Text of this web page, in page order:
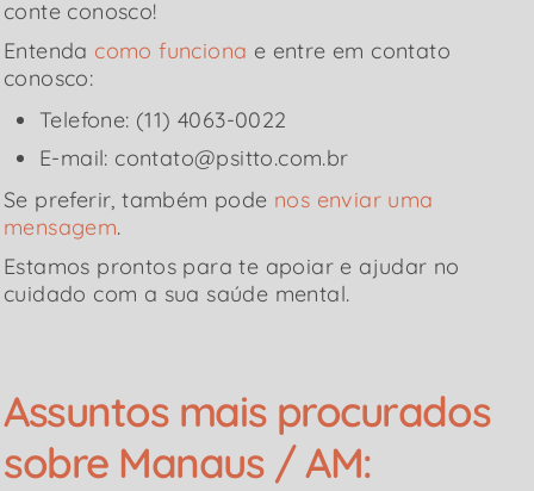
conte conosco!
Entenda como funciona e entre em contato
conosco:
Telefone: (11) 4063-0022
E-mail: contato@psitto.com.br
Se preferir, também pode nos enviar uma
mensagem.
Estamos prontos para te apoiar e ajudar no
cuidado com a sua saúde mental.
Assuntos mais procurados
sobre Manaus / AM: